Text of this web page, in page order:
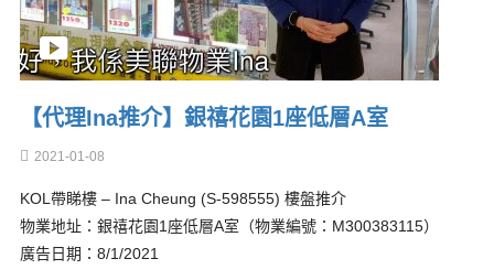
【代理Ina推介】銀禧花園1座低層A室
2021-01-08
KOL帶睇樓 – Ina Cheung (S-598555) 樓盤推介
物業地址：銀禧花園1座低層A室（物業編號：M300383115）
廣告日期：8/1/2021